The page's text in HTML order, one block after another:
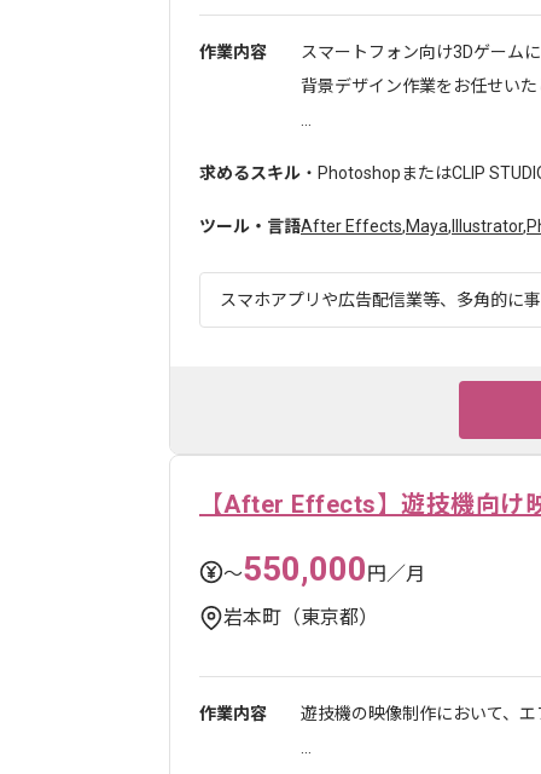
作業内容
スマートフォン向け3Dゲーム
背景デザイン作業をお任せい
求めるスキル ・PhotoshopまたはCLIP
ツール・言語After Effects,Maya, Illustrator,
スマホアプリや広告配信業等、多角的に
【After Effects】遊技機向け
〜550,000円／月
岩本町（東京都）
作業内容
遊技機の映像制作において、